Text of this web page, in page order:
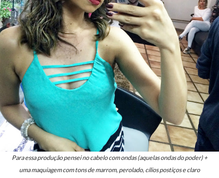
Para essa produção pensei no cabelo com ondas (aquelas ondas do poder) +
uma maquiagem com tons de marrom, perolado, cílios postiços e claro